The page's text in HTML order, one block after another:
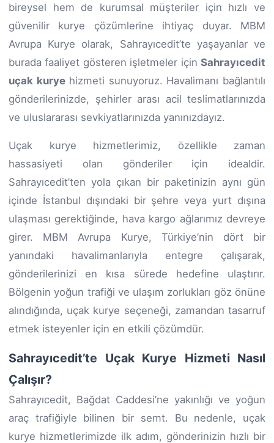
bireysel hem de kurumsal müşteriler için hızlı ve
güvenilir kurye çözümlerine ihtiyaç duyar. MBM
Avrupa Kurye olarak, Sahrayıcedit’te yaşayanlar ve
burada faaliyet gösteren işletmeler için Sahrayıcedit
uçak kuryehizmeti sunuyoruz. Havalimanı bağlantılı
gönderilerinizde, şehirler arası acil teslimatlarınızda
ve uluslararası sevkiyatlarınızda yanınızdayız.
Uçak kurye hizmetlerimiz, özellikle zaman
hassasiyeti olan gönderiler için idealdir.
Sahrayıcedit’ten yola çıkan bir paketinizin aynı gün
içinde İstanbul dışındaki bir şehre veya yurt dışına
ulaşması gerektiğinde, hava kargo ağlarımız devreye
girer. MBM Avrupa Kurye, Türkiye’nin dört bir
yanındaki havalimanlarıyla entegre çalışarak,
gönderilerinizi en kısa sürede hedefine ulaştırır.
Bölgenin yoğun trafiği ve ulaşım zorlukları göz önüne
alındığında, uçak kurye seçeneği, zamandan tasarruf
etmek isteyenler için en etkili çözümdür.
Sahrayıcedit’te Uçak Kurye Hizmeti Nasıl
Çalışır?
Sahrayıcedit, Bağdat Caddesi’ne yakınlığı ve yoğun
araç trafiğiyle bilinen bir semt. Bu nedenle, uçak
kurye hizmetlerimizde ilk adım, gönderinizin hızlı bir